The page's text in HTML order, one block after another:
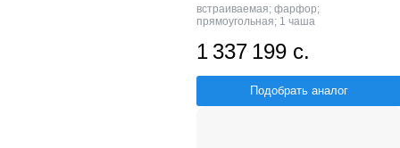
встраиваемая; фарфор;
прямоугольная; 1 чаша
1 337 199 с.
Подобрать аналог